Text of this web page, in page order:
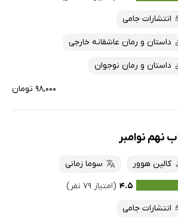
انتشارات جامی
داستان و رمان عاشقانه خارجی
داستان و رمان نوجوان
۹۸,۰۰۰ تومان
نهم نوامبر
کالین هوور
سوما زمانی
۴.۵ (امتیاز ۷۹ نفر)
انتشارات جامی